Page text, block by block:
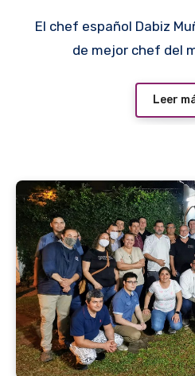
El chef español Dabiz Muñoz recibió el premio
de mejor chef del
Leer